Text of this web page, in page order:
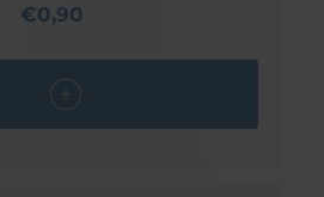
€0,90